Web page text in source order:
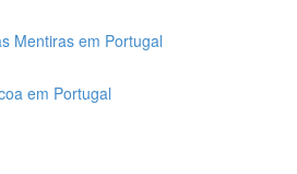
Mentiras em Portugal
em Portugal